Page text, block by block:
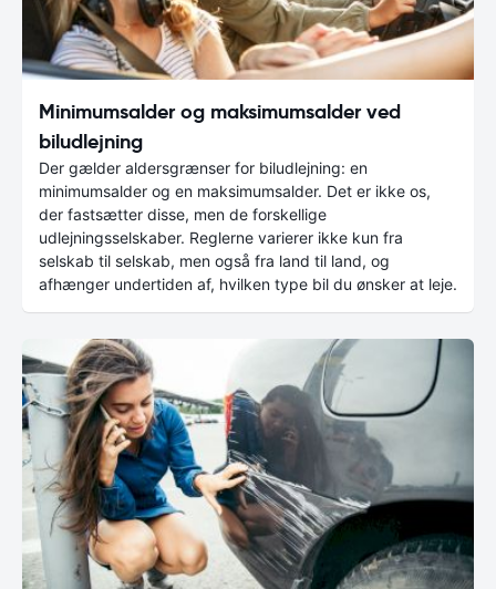
Minimumsalder og maksimumsalder ved
biludlejning
Der gælder aldersgrænser for biludlejning: en
minimumsalder og en maksimumsalder. Det er ikke os,
der fastsætter disse, men de forskellige
udlejningsselskaber. Reglerne varierer ikke kun fra
selskab til selskab, men også fra land til land, og
afhænger undertiden af, hvilken type bil du ønsker at leje.